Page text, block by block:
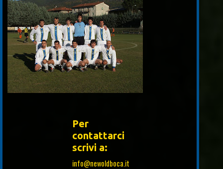
Per
contattarci
scrivi a:
info@newoldboca.it